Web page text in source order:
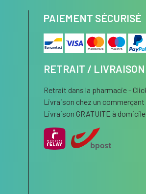
PAIEMENT SÉCURISÉ
RETRAIT / LIVRAISON
Retrait dans la pharmacie -
Livraison chez un commerçant
Livraison GRATUITE à domicile